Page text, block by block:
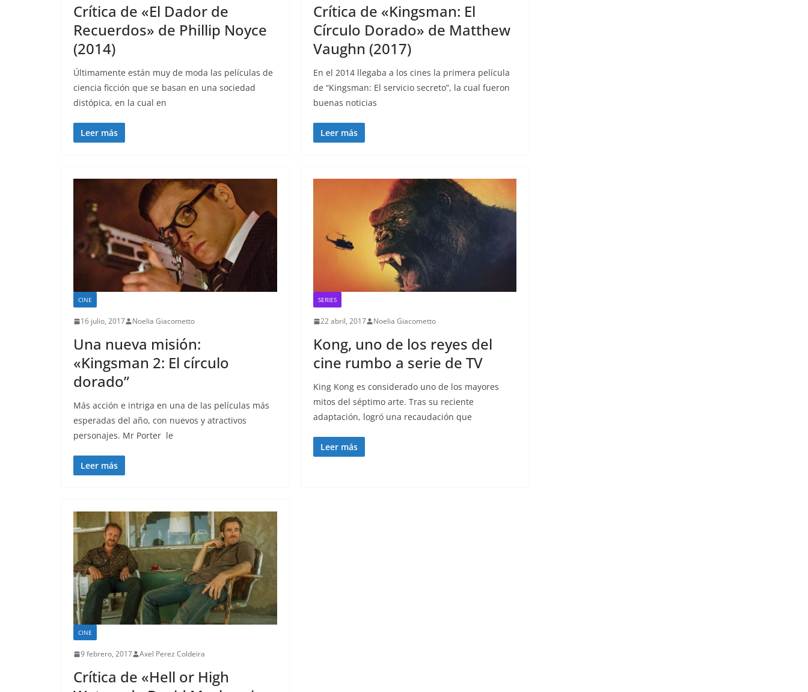
Crítica de «El Dador de
Recuerdos» de Phillip Noyce
(2014)
Últimamente están muy de moda las películas de
ciencia ficción que se basan en una sociedad
distópica, en la cual en
Leer más
Crítica de «Kingsman: El
Círculo Dorado» de Matthew
Vaughn (2017)
En el 2014 llegaba a los cines la primera película
de “Kingsman: El servicio secreto”, la cual fueron
buenas noticias
Leer más
CINE
16 julio, 2017 Noelia Giacometto
Una nueva misión:
«Kingsman 2: El círculo
dorado”
Más acción e intriga en una de las películas más
esperadas del año, con nuevos y atractivos
personajes. Mr Porter le
Leer más
SERIES
22 abril, 2017 Noelia Giacometto
Kong, uno de los reyes del
cine rumbo a serie de TV
King Kong es considerado uno de los mayores
mitos del séptimo arte. Tras su reciente
adaptación, logró una recaudación que
Leer más
CINE
9 febrero, 2017 Axel Perez Coldeira
Crítica de «Hell or High